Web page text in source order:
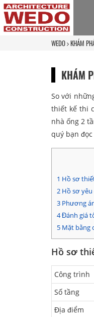
WEDO KHÁM
KHÁM
So với
thiết kế thi
nhà ống 2
quý bạn
1 Hồ sơ
2 Hồ sơ
3 Phương
4Đánh giá
5 Mặt bằng
Hồ sơ
Công trình
Số tầng
Địa điểm